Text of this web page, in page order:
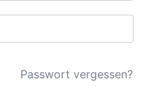
Passwort vergessen?